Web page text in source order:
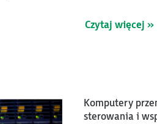
Czytaj więcej »
Komputery
sterowania i